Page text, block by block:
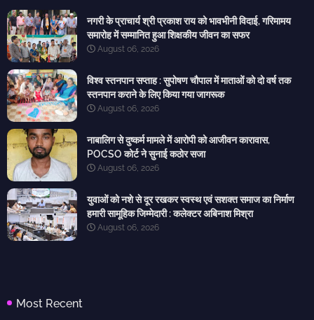
नगरी के प्राचार्य श्री प्रकाश राय को भावभीनी विदाई, गरिमामय
समारोह में सम्मानित हुआ शिक्षकीय जीवन का सफर
August 06, 2026
विश्व स्तनपान सप्ताह : सुपोषण चौपाल में माताओं को दो वर्ष तक
स्तनपान कराने के लिए किया गया जागरूक
August 06, 2026
नाबालिग से दुष्कर्म मामले में आरोपी को आजीवन कारावास,
POCSO कोर्ट ने सुनाई कठोर सजा
August 06, 2026
युवाओं को नशे से दूर रखकर स्वस्थ एवं सशक्त समाज का निर्माण
हमारी सामूहिक जिम्मेदारी : कलेक्टर अबिनाश मिश्रा
August 06, 2026
Most Recent